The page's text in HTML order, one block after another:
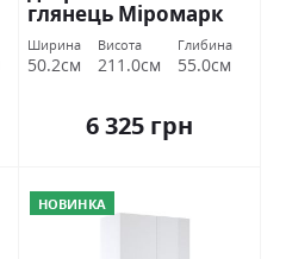
глянець Міромарк
Ширина
50.2см
Висота
211.0см
Глибина
55.0см
6 325 грн
НОВИНКА